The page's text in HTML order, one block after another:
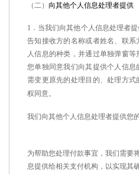
（二） 向其他个人信息处理者提供
1 ．当我们向其他个人信息处理者
告知接收方的名称或者姓名、联
人信息的种类，并通过单独弹窗
您单独同意我们向其提供个人信
需变更原先的处理目的、处理方
权同意。
我们向其他个人信息处理者提供您
为帮助您处理付款事宜，我们需要
息提供给相关支付机构，以实现其